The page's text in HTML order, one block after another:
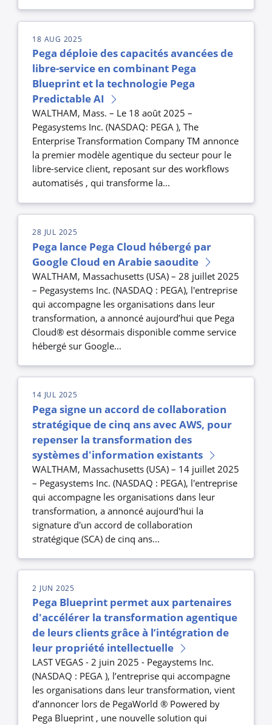
18 AUG 2025
Pega déploie des capacités avancées de
libre-service en combinant Pega
Blueprint et la technologie Pega
Predictable AI
WALTHAM, Mass. – Le 18 août 2025 –
Pegasystems Inc. (NASDAQ: PEGA ), The
Enterprise Transformation Company TM annonce
la premier modèle agentique du secteur pour le
libre-service client, reposant sur des workflows
automatisés , qui transforme la...
28 JUL 2025
Pega lance Pega Cloud hébergé par
Google Cloud en Arabie saoudite
WALTHAM, Massachusetts (USA) – 28 juillet 2025
– Pegasystems Inc. (NASDAQ : PEGA), l'entreprise
qui accompagne les organisations dans leur
transformation, a annoncé aujourd’hui que Pega
Cloud® est désormais disponible comme service
hébergé sur Google...
14 JUL 2025
Pega signe un accord de collaboration
stratégique de cinq ans avec AWS, pour
repenser la transformation des
systèmes d'information existants
WALTHAM, Massachusetts (USA) – 14 juillet 2025
– Pegasystems Inc. (NASDAQ : PEGA), l'entreprise
qui accompagne les organisations dans leur
transformation, a annoncé aujourd'hui la
signature d'un accord de collaboration
stratégique (SCA) de cinq ans...
2 JUN 2025
Pega Blueprint permet aux partenaires
d'accélérer la transformation agentique
de leurs clients grâce à l’intégration de
leur propriété intellectuelle
LAST VEGAS - 2 juin 2025 - Pegaystems Inc.
(NASDAQ : PEGA ), l’entreprise qui accompagne
les organisations dans leur transformation, vient
d’annoncer lors de PegaWorld ® Powered by
Pega Blueprint , une nouvelle solution qui